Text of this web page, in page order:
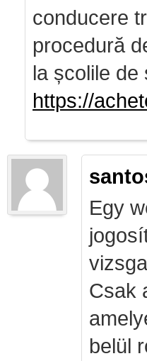
conducere
procedură
la școlile de
https://
Egy
Csak
belül